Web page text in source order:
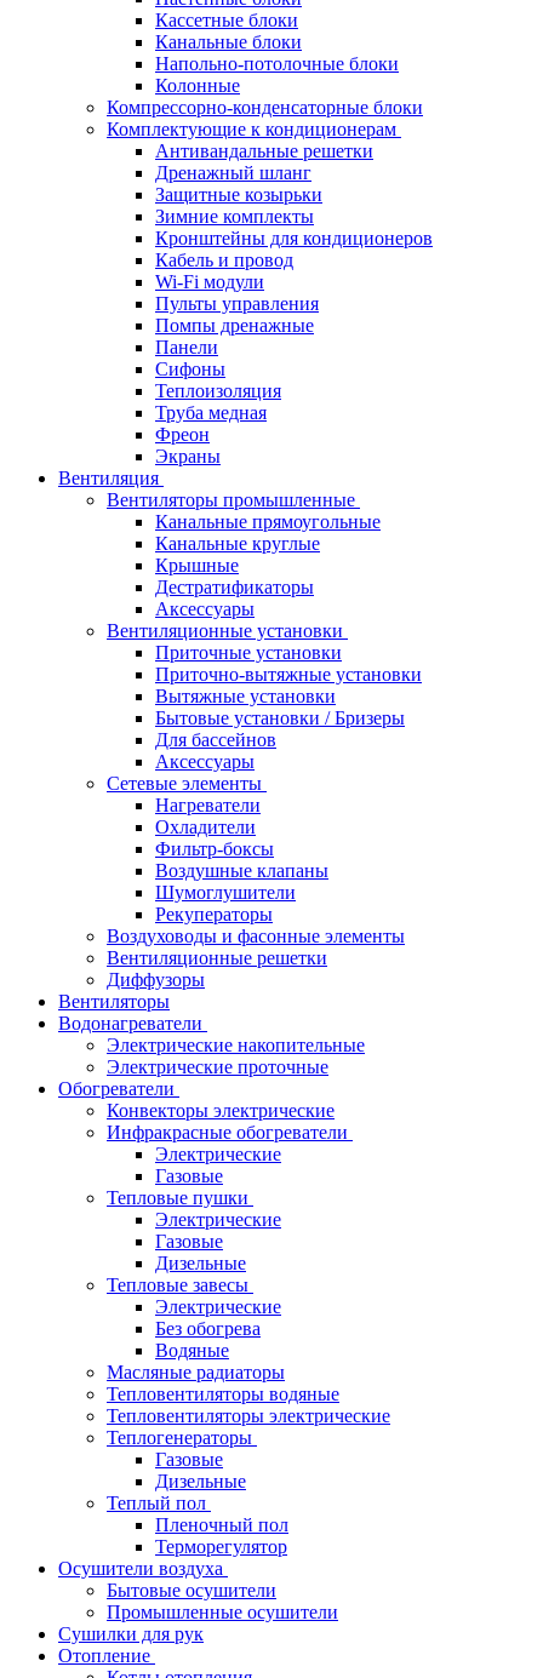
Кассетные блоки
Канальные блоки
Напольно-потолочные блоки
Колонные
Компрессорно-конденсаторные блоки
Комплектующие к кондиционерам
Антивандальные решетки
Дренажный шланг
Защитные козырьки
Зимние комплекты
Кронштейны для кондиционеров
Кабель и провод
Wi-Fi модули
Пульты управления
Помпы дренажные
Панели
Сифоны
Теплоизоляция
Труба медная
Фреон
Экраны
Вентиляция
Вентиляторы промышленные
Канальные прямоугольные
Канальные круглые
Крышные
Дестратификаторы
Аксессуары
Вентиляционные установки
Приточные установки
Приточно-вытяжные установки
Вытяжные установки
Бытовые установки / Бризеры
Для бассейнов
Аксессуары
Сетевые элементы
Нагреватели
Охладители
Фильтр-боксы
Воздушные клапаны
Шумоглушители
Рекуператоры
Воздуховоды и фасонные элементы
Вентиляционные решетки
Диффузоры
Вентиляторы
Водонагреватели
Электрические накопительные
Электрические проточные
Обогреватели
Конвекторы электрические
Инфракрасные обогреватели
Электрические
Газовые
Тепловые пушки
Электрические
Газовые
Дизельные
Тепловые завесы
Электрические
Без обогрева
Водяные
Масляные радиаторы
Тепловентиляторы водяные
Тепловентиляторы электрические
Теплогенераторы
Газовые
Дизельные
Теплый пол
Пленочный пол
Терморегулятор
Осушители воздуха
Бытовые осушители
Промышленные осушители
Сушилки для рук
Отопление